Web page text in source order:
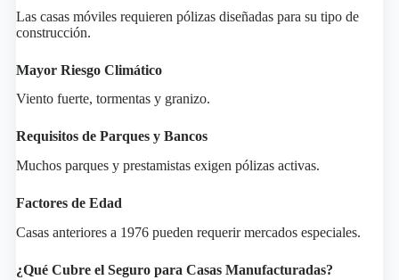
Las casas móviles requieren pólizas diseñadas para su tipo de
construcción.
Mayor Riesgo Climático
Viento fuerte, tormentas y granizo.
Requisitos de Parques y Bancos
Muchos parques y prestamistas exigen pólizas activas.
Factores de Edad
Casas anteriores a 1976 pueden requerir mercados especiales.
¿Qué Cubre el Seguro para Casas Manufacturadas?